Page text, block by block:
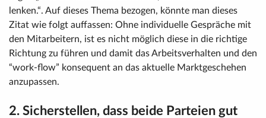
lenken.“. Auf dieses Thema bezogen, könnte man dieses
Zitat wie folgt auffassen: Ohne individuelle Gespräche mit
den Mitarbeitern, ist es nicht möglich diese in die richtige
Richtung zu führen und damit das Arbeitsverhalten und den
“work-flow” konsequent an das aktuelle Marktgeschehen
anzupassen.
2. Sicherstellen, dass beide Parteien gut